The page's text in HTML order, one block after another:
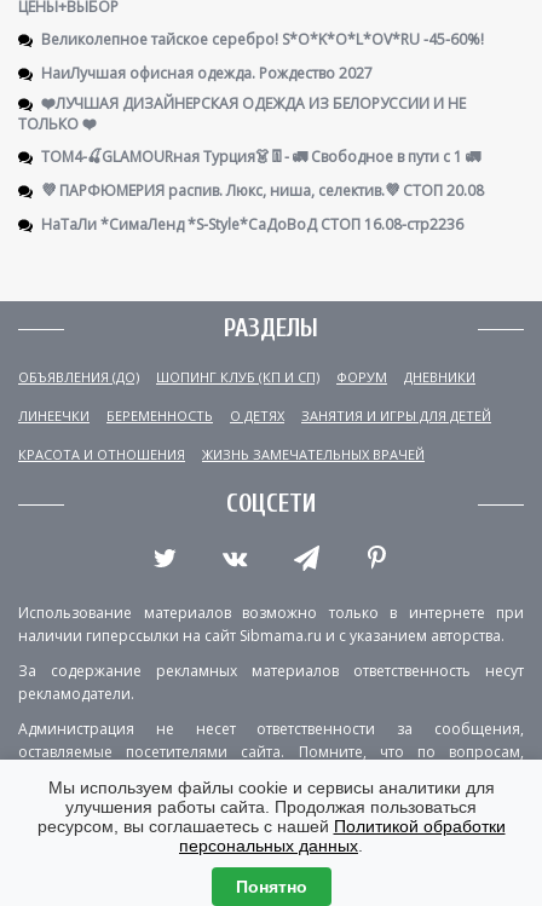
ЦЕНЫ+ВЫБОР
Великолепное тайское серебро! S*O*K*O*L*OV*RU -45-60%!
НаиЛучшая офисная одежда. Рождество 2027
❤️ЛУЧШАЯ ДИЗАЙНЕРСКАЯ ОДЕЖДА ИЗ БЕЛОРУССИИ И НЕ
ТОЛЬКО ❤️
ТОМ4-🍒GLAMOURная Турция👗👖- 🚛 Свободное в пути с 1 🚛
💜 ПАРФЮМЕРИЯ распив. Люкс, ниша, селектив.💜 СТОП 20.08
НаТаЛи *СимаЛенд *S-Style*СаДоВоД СТОП 16.08-стр2236
РАЗДЕЛЫ
ОБЪЯВЛЕНИЯ (ДО) ШОПИНГ КЛУБ (КП И СП) ФОРУМ ДНЕВНИКИ
ЛИНЕЕЧКИ БЕРЕМЕННОСТЬ О ДЕТЯХ ЗАНЯТИЯ И ИГРЫ ДЛЯ ДЕТЕЙ
КРАСОТА И ОТНОШЕНИЯ ЖИЗНЬ ЗАМЕЧАТЕЛЬНЫХ ВРАЧЕЙ
СОЦСЕТИ
Использование материалов возможно только в интернете при
наличии гиперссылки на сайт Sibmama.ru и с указанием авторства.
За содержание рекламных материалов ответственность несут
рекламодатели.
Администрация не несет ответственности за сообщения,
оставляемые посетителями сайта. Помните, что по вопросам,
РЕКЛАМА О ПРОЕКТЕ
КОНТАКТЫ
ПОЛИТИКА КОНФИДЕНЦИАЛЬНОСТИ
ВЕРСИЯ ДЛЯ КОМПЬЮТЕРА
Мы используем файлы cookie и сервисы аналитики для
улучшения работы сайта. Продолжая пользоваться
ресурсом, вы соглашаетесь с нашей Политикой обработки
персональных данных
Понятно